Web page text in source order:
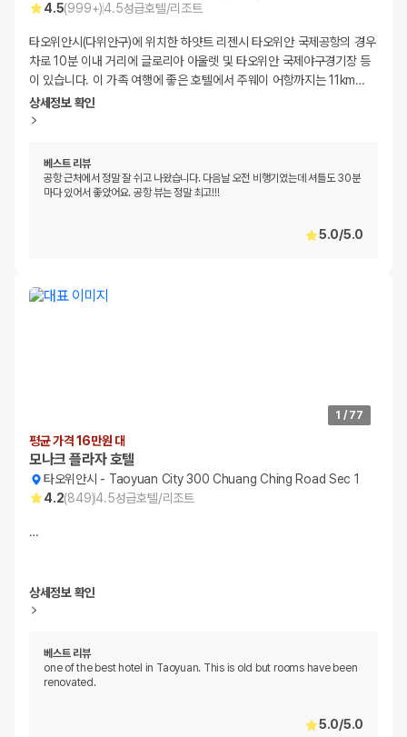
4.5(999+)4.5성급호텔/리조트
타오위안시(다위안구)에 위치한 하얏트 리젠시 타오위안 국제공항의 경우
차로 10분 이내 거리에 글로리아 아울렛 및 타오위안 국제야구경기장 등
이 있습니다. 이 가족 여행에 좋은 호텔에서 주웨이 어항까지는 11km…
상세정보 확인
베스트 리뷰
공항 근처에서 정말 잘 쉬고 나왔습니다. 다음날 오전 비행기였는데 셔틀도 30분
마다 있어서 좋았어요. 공항 뷰는 정말 최고!!!
5.0/5.0
1 / 77
평균 가격 16만원 대
모나크 플라자 호텔
타오위안시 - Taoyuan City 300 Chuang Ching Road Sec 1
4.2(849)4.5성급호텔/리조트
…
상세정보 확인
베스트 리뷰
one of the best hotel in Taoyuan. This is old but rooms have been
renovated.
5.0/5.0